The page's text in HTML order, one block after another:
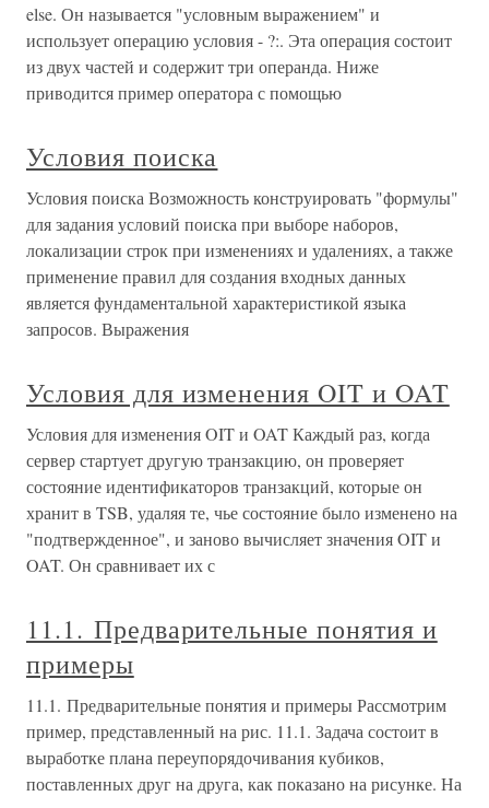
else. Он называется "условным выражением" и
использует операцию условия - ?:. Эта операция состоит
из двух частей и содержит три операнда. Ниже
приводится пример оператора с помощью
Условия поиска
Условия поиска Возможность конструировать "формулы"
для задания условий поиска при выборе наборов,
локализации строк при изменениях и удалениях, а также
применение правил для создания входных данных
является фундаментальной характеристикой языка
запросов. Выражения
Условия для изменения OIT и OAT
Условия для изменения OIT и OAT Каждый раз, когда
сервер стартует другую транзакцию, он проверяет
состояние идентификаторов транзакций, которые он
хранит в TSB, удаляя те, чье состояние было изменено на
"подтвержденное", и заново вычисляет значения OIT и
OAT. Он сравнивает их с
11.1. Предварительные понятия и
примеры
11.1. Предварительные понятия и примеры Рассмотрим
пример, представленный на рис. 11.1. Задача состоит в
выработке плана переупорядочивания кубиков,
поставленных друг на друга, как показано на рисунке. На